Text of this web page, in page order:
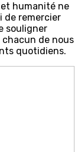
et humanité ne
de remercier
souligner
chacun de nous
quotidiens.